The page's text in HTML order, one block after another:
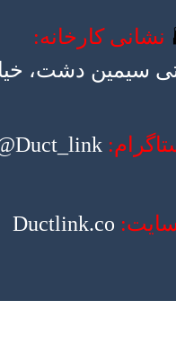
نشانی کارخانه:
دشت،